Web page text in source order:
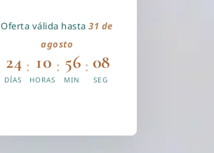
Oferta válida hasta31 de
agosto
24
DÍAS
: 10
HORAS
: 56
MIN
: 07
SEG